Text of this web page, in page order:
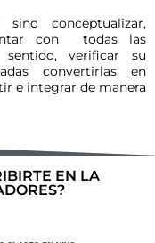
conceptualizar,
con todas las
verificar su
convertirlas en
e integrar de manera
EN LA